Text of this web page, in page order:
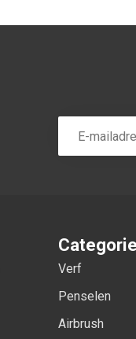
Verf
Penselen
Airbrush